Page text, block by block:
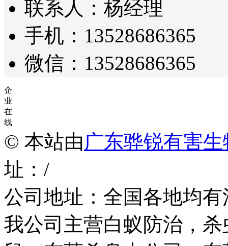
联系人：杨经理
手机：13528686365
微信：13528686365
企
业
在
线
© 本站由 广东骅锐有害
址：/
公司地址：全国各地均
我公司主营白蚁防治，